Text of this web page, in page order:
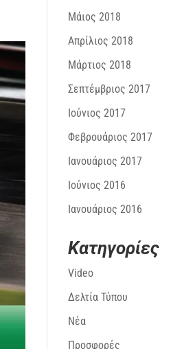
Μάιος 2018
Απρίλιος 2018
Μάρτιος 2018
Σεπτέμβριος 2017
Ιούνιος 2017
Φεβρουάριος 2017
Ιανουάριος 2017
Ιούνιος 2016
Ιανουάριος 2016
Kατηγορίες
Video
Δελτία Τύπου
Νέα
Προσφορές